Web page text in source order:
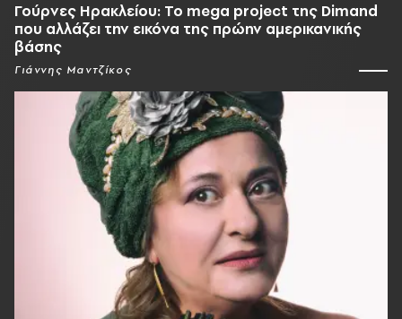
Γούρνες Ηρακλείου: To mega project της Dimand
που αλλάζει την εικόνα της πρώην αμερικανικής
βάσης
Γιάννης Μαντζίκος